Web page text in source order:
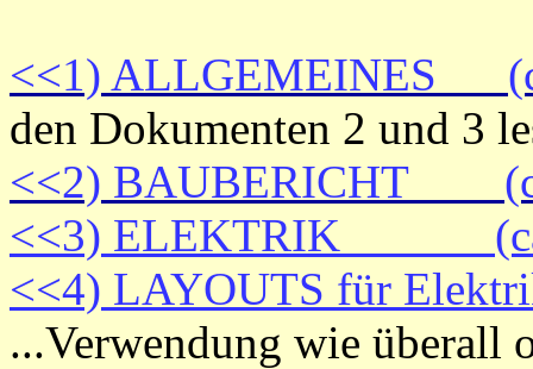
<<1) ALLGEMEINES
den Dokumenten 2 und 3
<<2) BAUBERICHT
<<3) ELEKTRIK (ca.
<<4) LAYOUTS für
...Verwendung wie überall